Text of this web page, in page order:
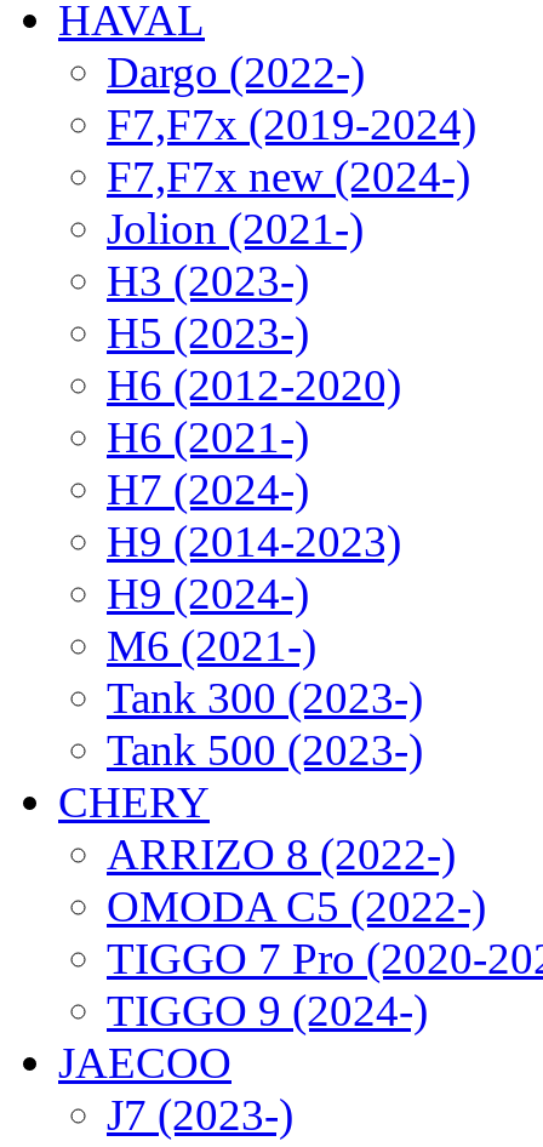
HAVAL
Dargo (2022-)
F7,F7x (2019-2024)
F7,F7x new (2024-)
Jolion (2021-)
H3 (2023-)
H5 (2023-)
H6 (2012-2020)
H6 (2021-)
H7 (2024-)
H9 (2014-2023)
H9 (2024-)
M6 (2021-)
Tank 300 (2023-)
Tank 500 (2023-)
CHERY
ARRIZO 8 (2022-)
OMODA C5 (2022-)
TIGGO 7 Pro (2020-
TIGGO 9 (2024-)
JAECOO
J7 (2023-)